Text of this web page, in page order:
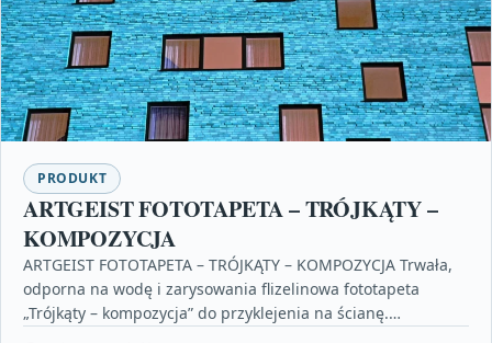
PRODUKT
ARTGEIST FOTOTAPETA – TRÓJKĄTY –
KOMPOZYCJA
ARTGEIST FOTOTAPETA – TRÓJKĄTY – KOMPOZYCJA Trwała,
odporna na wodę i zarysowania flizelinowa fototapeta
„Trójkąty – kompozycja” do przyklejenia na ścianę.